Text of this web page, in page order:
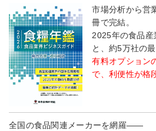
市場分析から営
冊で完結。
2025年の食品産
と、約5万社の
有料オプション
で、利便性が格
全国の食品関連メーカーを網羅――